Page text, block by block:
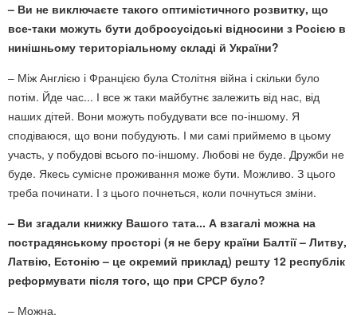
– Ви не виключаєте такого оптимістичного розвитку, що
все-таки можуть бути добросусідські відносини з Росією в
нинішньому територіальному складі й України?
– Між Англією і Францією була Столітня війна і скільки було
потім. Йде час... І все ж таки майбутнє залежить від нас, від
наших дітей. Вони можуть побудувати все по-іншому. Я
сподіваюся, що вони побудують. І ми самі приймемо в цьому
участь, у побудові всього по-іншому. Любові не буде. Дружби не
буде. Якесь сумісне проживання може бути. Можливо. З цього
треба починати. І з цього почнеться, коли почнуться зміни.
– Ви згадали книжку Вашого тата... А взагалі можна на
пострадянському просторі (я не беру країни Балтії – Литву,
Латвію, Естонію – це окремий приклад) решту 12 республік
реформувати після того, що при СРСР було?
– Можна.